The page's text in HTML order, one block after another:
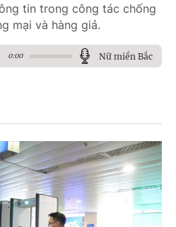
tin trong công tác chống
mại và hàng giả.
0:00 Nữ miền Bắc